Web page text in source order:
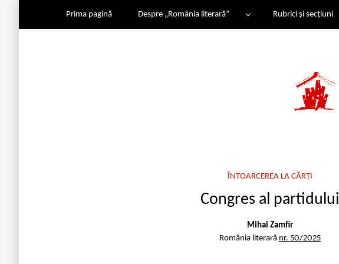
Prima pagină Despre „România literară” Rubrici și secțiuni
ÎNTOARCEREA LA CĂRȚI
Congres al partidului
Mihai Zamfir
România literară nr. 50/2025